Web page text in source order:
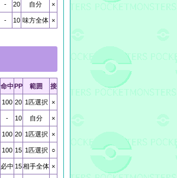
- 20 自分 ×
- 10 味方全体 ×
命中PP 範囲 接
100 20 1匹選択 ×
- 10 自分 ×
100 20 1匹選択 ×
100 15 1匹選択 ○
必中 15相手全体 ×